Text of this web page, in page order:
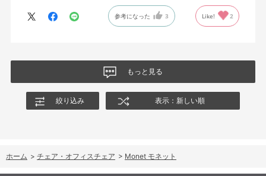
今回どうしても欲しい色の組み合わせがあったので固定肘の物を
購入しましたが、欲を言えば稼働肘バージョンもバイカラーなど
参考になった 3 Like! 2
もっと見る
絞り込み 表示：新しい順
ホーム > チェア・オフィスチェア > Monet モネット